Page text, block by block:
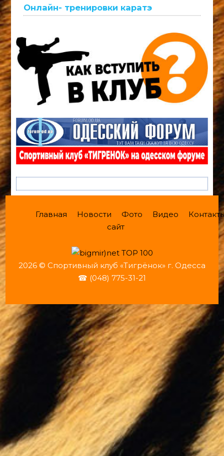
Онлайн- тренировки каратэ
Главная Новости Фото Видео
сайт
2026 © Спортивный клуб «Тигрёнок» г. Одесса
☎ (048) 775-31-21